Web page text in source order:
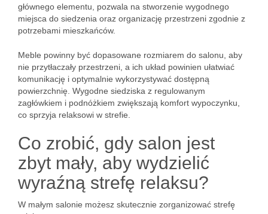
głównego elementu, pozwala na stworzenie wygodnego
miejsca do siedzenia oraz organizację przestrzeni zgodnie z
potrzebami mieszkańców.
Meble powinny być dopasowane rozmiarem do salonu, aby
nie przytłaczały przestrzeni, a ich układ powinien ułatwiać
komunikację i optymalnie wykorzystywać dostępną
powierzchnię. Wygodne siedziska z regulowanym
zagłówkiem i podnóżkiem zwiększają komfort wypoczynku,
co sprzyja relaksowi w strefie.
Co zrobić, gdy salon jest
zbyt mały, aby wydzielić
wyraźną strefę relaksu?
W małym salonie możesz skutecznie zorganizować strefę